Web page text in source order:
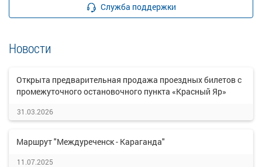
Служба поддержки
Новости
Открыта предварительная продажа проездных билетов с
промежуточного остановочного пункта «Красный Яр»
31.03.2026
Маршрут "Междуреченск - Караганда"
11.07.2025